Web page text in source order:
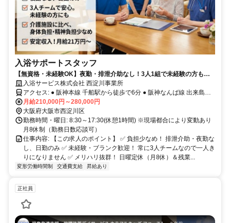
入浴サポートスタッフ
【無資格・未経験OK】夜勤・排泄介助なし！3人1組で未経験の方も安
心！入浴サービス株式会社 西淀川事業所
アクセス: ● 阪神本線 千船駅から徒歩で6分 ● 阪神なんば線 出来島駅
から徒歩で12分 ● 阪神なんば線 福駅から徒歩で18分
月給210,000円～280,000円
大阪府大阪市西淀川区
勤務時間・曜日: 8:30～17:30(休憩1時間) ※現場都合により変動あり
月8休制（勤務日数応談可）
仕事内容: 【この求人のポイント】 ✅ 負担少なめ！ 排泄介助・夜勤な
し、日勤のみ ✅ 未経験・ブランク歓迎！ 常に3人チームなので一人き
りになりません ✅ メリハリ抜群！ 日曜定休（月8休）＆残業...
変形労働時間制 交通費支給 昇給あり
正社員